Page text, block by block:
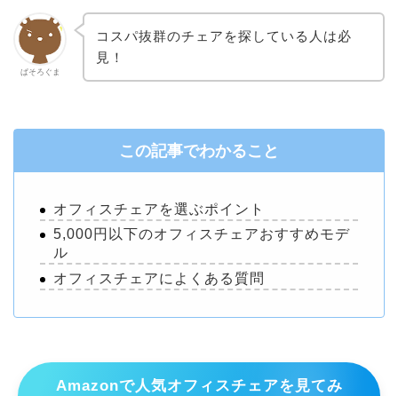
ぱそろぐま
コスパ抜群のチェアを探している人は必
見！
この記事でわかること
オフィスチェアを選ぶポイント
5,000円以下のオフィスチェアおすすめモデ
ル
オフィスチェアによくある質問
Amazonで人気オフィスチェアを見てみ